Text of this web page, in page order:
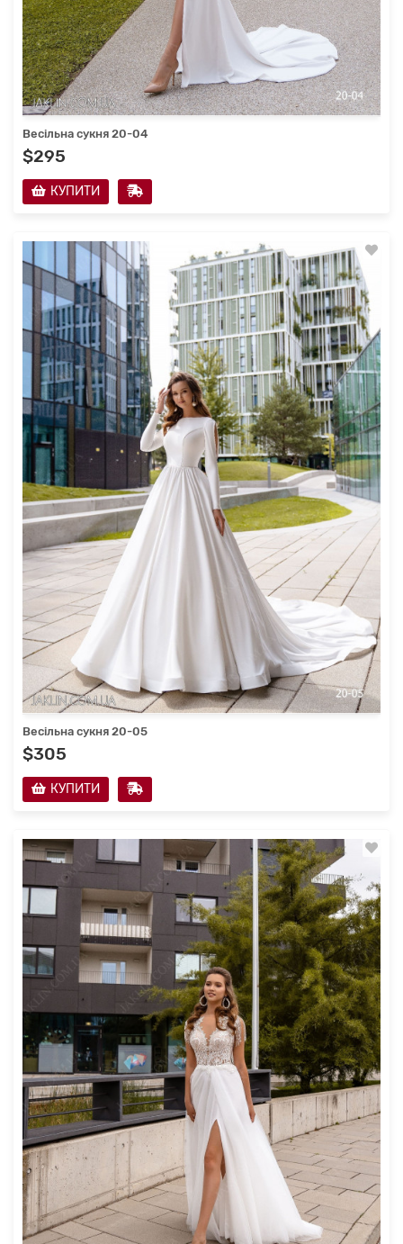
Весільна сукня 20-04
$295
КУПИТИ
Весільна сукня 20-05
$305
КУПИТИ